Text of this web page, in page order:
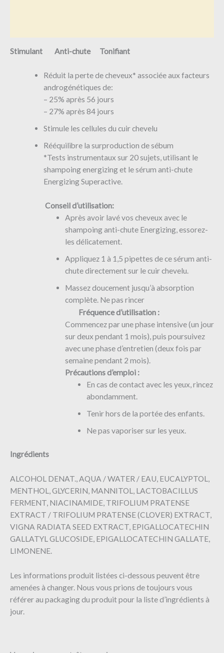
Stimulant Anti-chute Tonifiant
Réduit la perte de cheveux* associée aux facteurs
androgénétiques de:
– 25% après 56 jours
– 27% après 84 jours
Stimule les cellules du cuir chevelu
Rééquilibre la surproduction de sébum
*Tests instrumentaux sur 20 sujets, utilisant le
shampoing energizing et le sérum anti-chute
Energizing Superactive.
Conseil d’utilisation:
Après avoir lavé vos cheveux avec le
shampoing anti-chute Energizing, essorez-
les délicatement.
Appliquez 1 à 1,5 pipettes de ce sérum anti-
chute directement sur le cuir chevelu.
Massez doucement jusqu’à absorption
complète. Ne pas rincer
Fréquence d’utilisation :
Commencez par une phase intensive (un jour
sur deux pendant 1 mois), puis poursuivez
avec une phase d’entretien (deux fois par
semaine pendant 2 mois).
Précautions d’emploi :
En cas de contact avec les yeux, rincez
abondamment.
Tenir hors de la portée des enfants.
Ne pas vaporiser sur les yeux.
Ingrédients
ALCOHOL DENAT., AQUA / WATER / EAU, EUCALYPTOL,
MENTHOL, GLYCERIN, MANNITOL, LACTOBACILLUS
FERMENT, NIACINAMIDE, TRIFOLIUM PRATENSE
EXTRACT / TRIFOLIUM PRATENSE (CLOVER) EXTRACT,
VIGNA RADIATA SEED EXTRACT, EPIGALLOCATECHIN
GALLATYL GLUCOSIDE, EPIGALLOCATECHIN GALLATE,
LIMONENE.
Les informations produit listées ci-dessous peuvent être
amenées à changer. Nous vous prions de toujours vous
référer au packaging du produit pour la liste d’ingrédients à
jour.